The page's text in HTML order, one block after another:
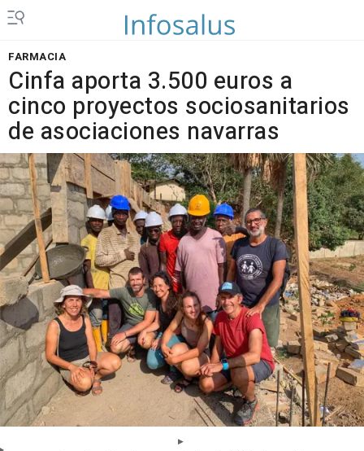
FARMACIA
Cinfa aporta 3.500 euros a
cinco proyectos sociosanitarios
de asociaciones navarras